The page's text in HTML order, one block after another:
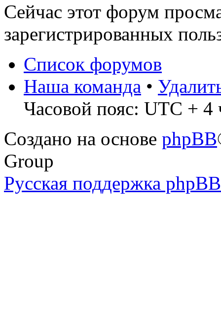
Сейчас этот форум
зарегистрированных
Список форумов
Наша команда •
Часовой пояс: UTC + 4
Создано на основе phpBB
Group
Русская поддержка phpBB